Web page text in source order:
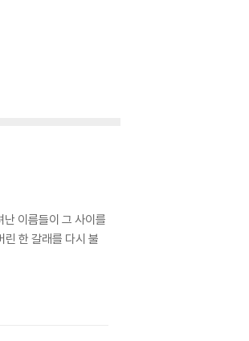
이름들이 그 사이를
린 한 갈래를 다시 불